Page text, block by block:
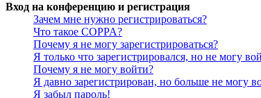
Вход на конференцию и регистрация
Зачем мне нужно регистрироваться?
Что такое COPPA?
Почему я не могу зарегистрироваться?
Я только что зарегистрировался, но не могу
Почему я не могу войти?
Я давно зарегистрирован, но больше не могу
Я забыл пароль!